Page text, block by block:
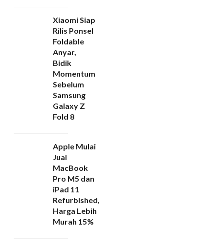
Xiaomi Siap
Rilis Ponsel
Foldable
Anyar,
Bidik
Momentum
Sebelum
Samsung
Galaxy Z
Fold 8
Apple Mulai
Jual
MacBook
Pro M5 dan
iPad 11
Refurbished,
Harga Lebih
Murah 15%